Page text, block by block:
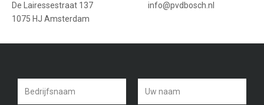
De Lairessestraat 137
1075 HJ Amsterdam
info@pvdbosch.nl